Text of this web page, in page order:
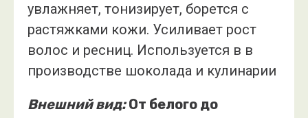
увлажняет, тонизирует, борется с
растяжками кожи. Усиливает рост
волос и ресниц. Используется в в
производстве шоколада и кулинарии
Внешний вид: От белого до